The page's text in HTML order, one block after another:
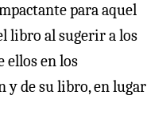
para aquel
libro al sugerir a los
ellos en los
y de su libro, en lugar